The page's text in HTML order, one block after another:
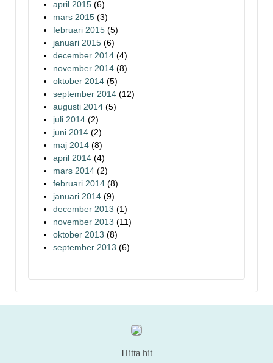
april 2015 (6)
mars 2015 (3)
februari 2015 (5)
januari 2015 (6)
december 2014 (4)
november 2014 (8)
oktober 2014 (5)
september 2014 (12)
augusti 2014 (5)
juli 2014 (2)
juni 2014 (2)
maj 2014 (8)
april 2014 (4)
mars 2014 (2)
februari 2014 (8)
januari 2014 (9)
december 2013 (1)
november 2013 (11)
oktober 2013 (8)
september 2013 (6)
Hitta hit